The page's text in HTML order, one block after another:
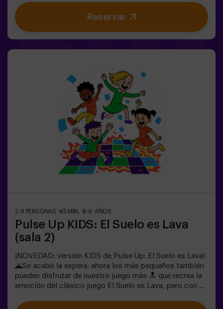
dinámicos y coloridos que estimulan el cuerpo y la
mente🎉 Ideal para fiestas infantiles y
cumpleaños emocionantes🎁 Recuerdos inolvidables y
seguir jugando.👧👦 Para niños de 5 a 9 años. Si tienen
10 años o más, ¡la versión clásica de Pulse Up: El Suelo
es Lava es perfecta para ellos!Los niños deberán
colaborar, pensar rápido y moverse aún más rápido para
superar todos los retos. ¡Verán su progreso en tiempo
real en pantalla y celebrarán cada victoria como un
verdadero logro! 🏆Diversión activa, segura y original
para fiestas infantiles, salidas en familia o simplemente
para liberar energía de la forma más divertida.✅ Ideal
para niños | familias | fiestas infantilesImportante: los
niños deben ir acompañados de un adulto, que cuenta
Reservar
2-8 PERSONAS 45 MIN. 5-9 AÑOS
Pulse Up KIDS: El Suelo es Lava
(sala 2)
¡NOVEDAD: versión KIDS de Pulse Up: El Suelo es Lava!
🌋Se acabó la espera: ahora los más pequeños también
pueden disfrutar de nuestro juego más 🔝 que recrea la
emoción del clásico juego El Suelo es Lava, pero con un
dinámicos y coloridos que estimulan el cuerpo y la